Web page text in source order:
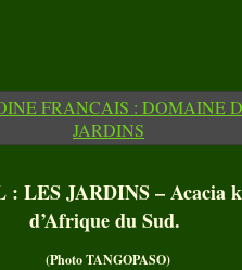
LES JARDINS – Acacia
d’Afrique du Sud.
(Photo TANGOPASO)